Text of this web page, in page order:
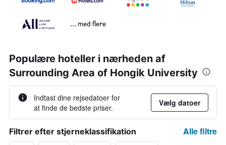
... med flere
Populære hoteller i nærheden af
Surrounding Area of Hongik University
Indtast dine rejsedatoer for
at finde de bedste priser.
Vælg datoer
Filtrer efter stjerneklassifikation Alle filtre